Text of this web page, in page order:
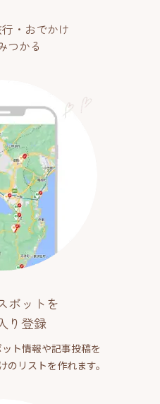
・おでかけ
つかる
ポットを
り登録
ト情報や記事投稿を
リストを作れます。